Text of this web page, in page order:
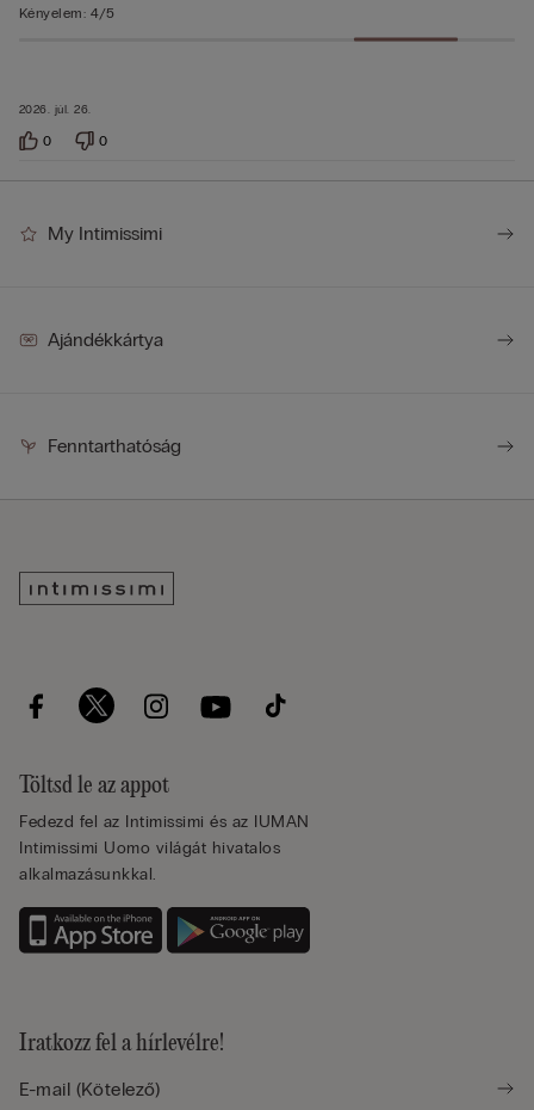
2026. júl. 26.
Kényelem: 4/5
0 0
My Intimissimi
Ajándékkártya
Fenntarthatóság
Töltsd le az appot
Fedezd fel az Intimissimi és az IUMAN
Intimissimi Uomo világát hivatalos
alkalmazásunkkal.
Iratkozz fel a hírlevélre!